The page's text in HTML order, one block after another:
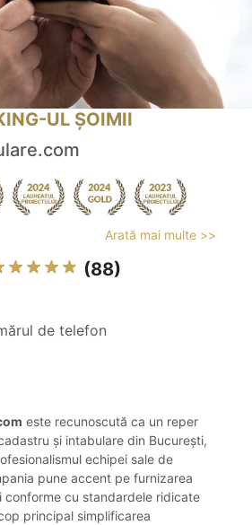
UL ȘOIMII
Arată mai multe >>
(88)
de telefon
este recunoscută ca un reper
și intabulare din București,
echipei sale de
pune accent pe furnizarea
conforme cu standardele ridicate
principal simplificarea